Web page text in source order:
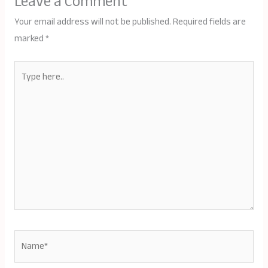
Your email address will not be published.Required fields are
marked*
here..